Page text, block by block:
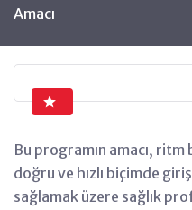
Amacı
Bu programın amacı,
doğru ve hızlı biçimde
sağlamak üzere sağlık